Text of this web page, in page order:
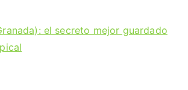
el secreto mejor guardado